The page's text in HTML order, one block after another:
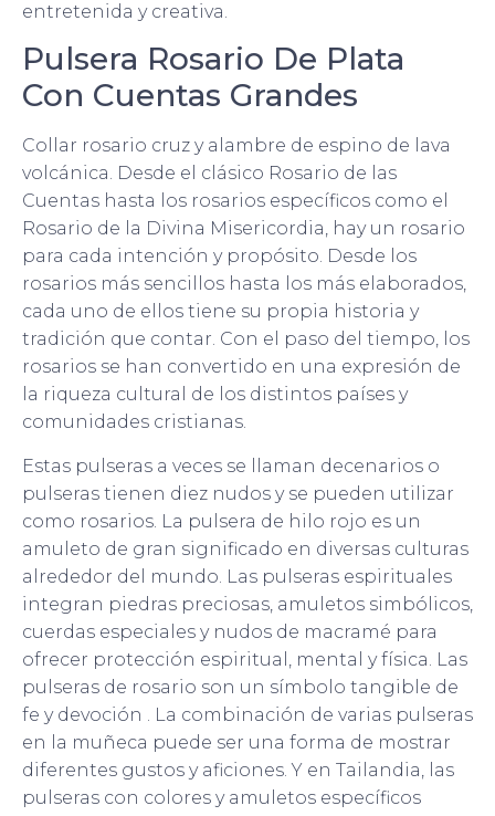
entretenida y creativa.
Pulsera Rosario De Plata
Con Cuentas Grandes
Collar rosario cruz y alambre de espino de lava
volcánica. Desde el clásico Rosario de las
Cuentas hasta los rosarios específicos como el
Rosario de la Divina Misericordia, hay un rosario
para cada intención y propósito. Desde los
rosarios más sencillos hasta los más elaborados,
cada uno de ellos tiene su propia historia y
tradición que contar. Con el paso del tiempo, los
rosarios se han convertido en una expresión de
la riqueza cultural de los distintos países y
comunidades cristianas.
Estas pulseras a veces se llaman decenarios o
pulseras tienen diez nudos y se pueden utilizar
como rosarios. La pulsera de hilo rojo es un
amuleto de gran significado en diversas culturas
alrededor del mundo. Las pulseras espirituales
integran piedras preciosas, amuletos simbólicos,
cuerdas especiales y nudos de macramé para
ofrecer protección espiritual, mental y física. Las
pulseras de rosario son un símbolo tangible de
fe y devoción . La combinación de varias pulseras
en la muñeca puede ser una forma de mostrar
diferentes gustos y aficiones. Y en Tailandia, las
pulseras con colores y amuletos específicos